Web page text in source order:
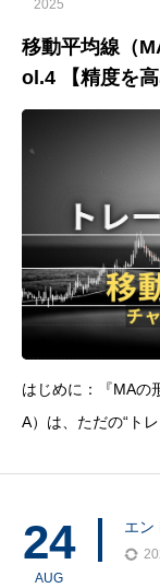
2025
移動平均線（
ol.4 【精度を高
はじめに：『MAの
A）は、ただの“ト
判断法を、初心者
24
AUG
エン